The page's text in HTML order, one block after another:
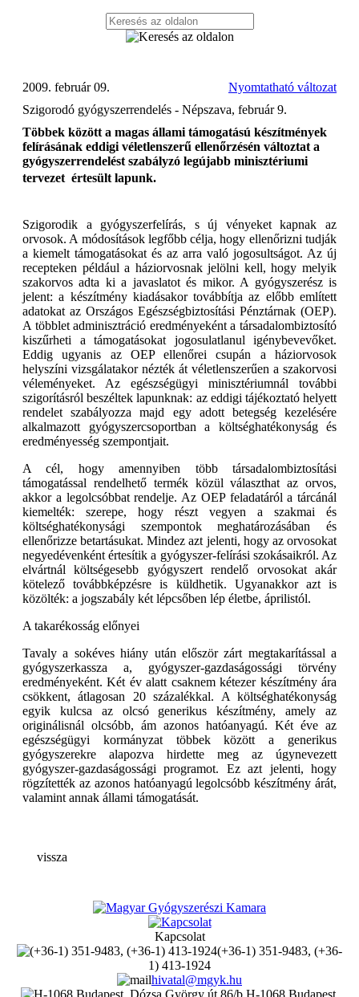
Nyomtatható változat
2009. február 09.
Szigorodó gyógyszerrendelés - Népszava, február 9.
Többek között a magas állami támogatású készítmények
felírásának eddigi véletlenszerű ellenőrzésén változtat a
gyógyszerrendelést szabályzó legújabb minisztériumi
tervezet  értesült lapunk.
Szigorodik a gyógyszerfelírás, s új vényeket kapnak az
orvosok. A módosítások legfőbb célja, hogy ellenőrizni tudják
a kiemelt támogatásokat és az arra való jogosultságot. Az új
recepteken például a háziorvosnak jelölni kell, hogy melyik
szakorvos adta ki a javaslatot és mikor. A gyógyszerész is
jelent: a készítmény kiadásakor továbbítja az előbb említett
adatokat az Országos Egészségbiztosítási Pénztárnak (OEP).
A többlet adminisztráció eredményeként a társadalombiztosító
kiszűrheti a támogatásokat jogosulatlanul igénybevevőket.
Eddig ugyanis az OEP ellenőrei csupán a háziorvosok
helyszíni vizsgálatakor nézték át véletlenszerűen a szakorvosi
véleményeket. Az egészségügyi minisztériumnál további
szigorításról beszéltek lapunknak: az eddigi tájékoztató helyett
rendelet szabályozza majd egy adott betegség kezelésére
alkalmazott gyógyszercsoportban a költséghatékonyság és
eredményesség szempontjait.
A cél, hogy amennyiben több társadalombiztosítási
támogatással rendelhető termék közül választhat az orvos,
akkor a legolcsóbbat rendelje. Az OEP feladatáról a tárcánál
kiemelték: szerepe, hogy részt vegyen a szakmai és
költséghatékonysági szempontok meghatározásában és
ellenőrizze betartásukat. Mindez azt jelenti, hogy az orvosokat
negyedévenként értesítik a gyógyszer-felírási szokásaikról. Az
elvártnál költségesebb gyógyszert rendelő orvosokat akár
kötelező továbbképzésre is küldhetik. Ugyanakkor azt is
közölték: a jogszabály két lépcsőben lép életbe, áprilistól.
A takarékosság előnyei
Tavaly a sokéves hiány után először zárt megtakarítással a
gyógyszerkassza a, gyógyszer-gazdaságossági törvény
eredményeként. Két év alatt csaknem kétezer készítmény ára
csökkent, átlagosan 20 százalékkal. A költséghatékonyság
egyik kulcsa az olcsó generikus készítmény, amely az
originálisnál olcsóbb, ám azonos hatóanyagú. Két éve az
egészségügyi kormányzat többek között a generikus
gyógyszerekre alapozva hirdette meg az úgynevezett
gyógyszer-gazdaságossági programot. Ez azt jelenti, hogy
rögzítették az azonos hatóanyagú legolcsóbb készítmény árát,
valamint annak állami támogatását.
vissza
Kapcsolat
(+36-1) 351-9483, (+36-
1) 413-1924
hivatal@mgyk.hu
H-1068 Budapest,